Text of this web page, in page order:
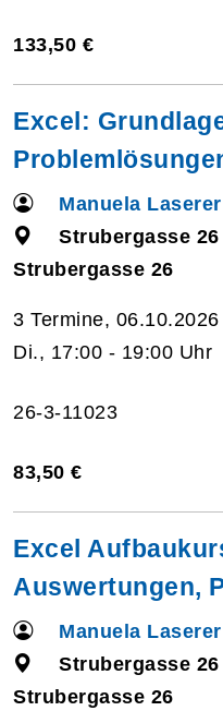
133,50 €
Excel:
Manuela Laserer
Strubergasse 26
Strubergasse 26
3 Termine,
Di., 17:00 - 19:00 Uhr
26-3-11023
83,50 €
Excel
Auswertungen,
Manuela Laserer
Strubergasse 26
Strubergasse 26